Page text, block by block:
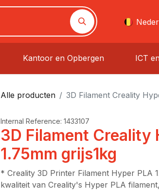
Kantoor en Opbergen ICT
Alle producten 3D Filament Creality
Internal Reference: 1433107
3D Filament Creality
1.75mm grijs1kg
* Creality 3D Printer Filament Hyper PLA
kwaliteit van Creality's Hyper PLA